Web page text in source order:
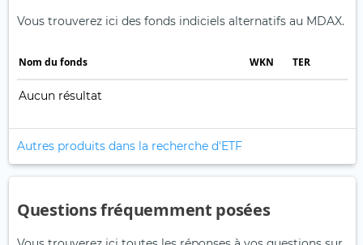
Vous trouverez ici des fonds indiciels alternatifs au MDAX.
Nom du fonds WKN TER
Aucun résultat
Autres produits dans la recherche d'ETF
Questions fréquemment posées